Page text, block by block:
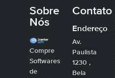
Sobre
Nós
Compre
Softwares
de
Contato
Endereço
Av.
Paulista
1230 ,
Bela